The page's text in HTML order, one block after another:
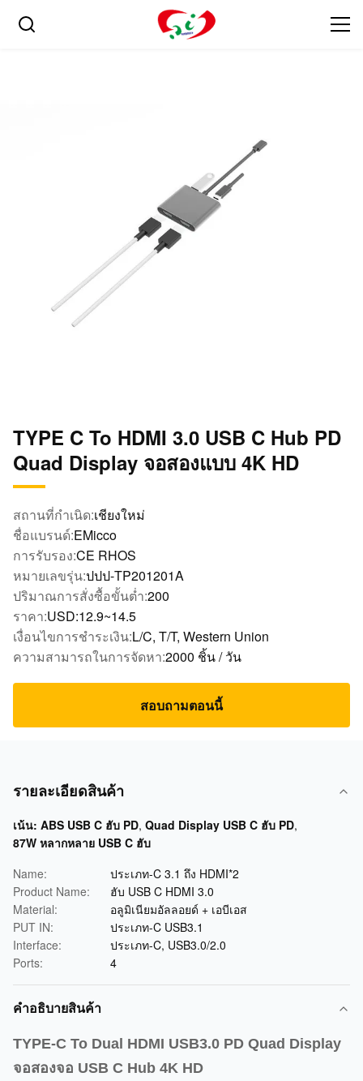
TYPE C To HDMI 3.0 USB C Hub PD
Quad Display จอสองแบบ 4K HD
สถานที่กำเนิด:เชียงใหม่
ชื่อแบรนด์:EMicco
การรับรอง:CE RHOS
หมายเลขรุ่น:ปปป-TP201201A
ปริมาณการสั่งซื้อขั้นต่ำ:200
ราคา:USD:12.9~14.5
เงื่อนไขการชำระเงิน:L/C, T/T, Western Union
ความสามารถในการจัดหา:2000 ชิ้น / วัน
สอบถามตอนนี้
รายละเอียดสินค้า
เน้น: ABS USB C ฮับ PD, Quad Display USB C ฮับ PD,
87W หลากหลาย USB C ฮับ
Name:
ประเภท-C 3.1 ถึง HDMI*2
Product Name:
ฮับ ​​USB C HDMI 3.0
Material:
อลูมิเนียมอัลลอยด์ + เอบีเอส
PUT IN:
ประเภท-C USB3.1
Interface:
ประเภท-C, USB3.0/2.0
Ports:
4
คําอธิบายสินค้า
TYPE-C To Dual HDMI USB3.0 PD Quad Display
จอสองจอ USB C Hub 4K HD